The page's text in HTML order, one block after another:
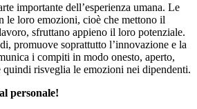
importante dell’esperienza umana. Le
le loro emozioni, cioè che mettono il
sfruttano appieno il loro potenziale.
promuove soprattutto l’innovazione e la
i compiti in modo onesto, aperto,
quindi risveglia le emozioni nei dipendenti.
personale!